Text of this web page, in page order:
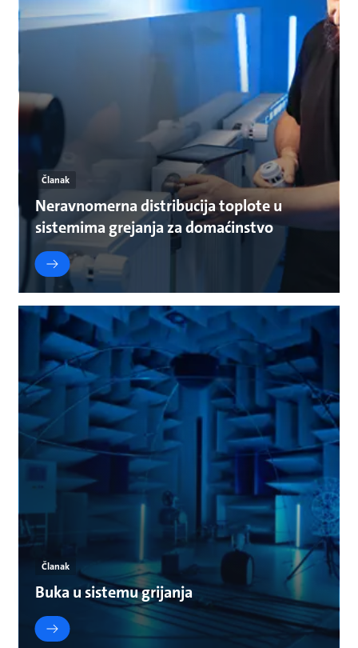
Članak
Neravnomerna distribucija toplote u
sistemima grejanja za domaćinstvo
Članak
Buka u sistemu grijanja